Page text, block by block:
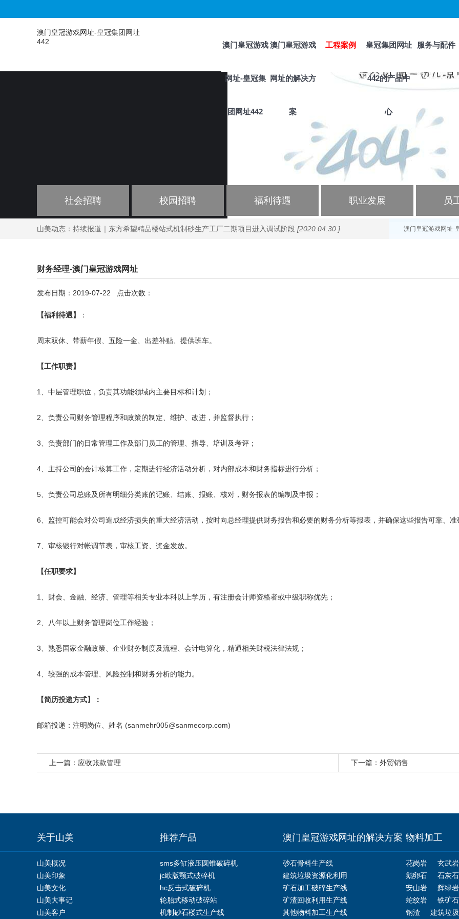
澳门皇冠游戏网址-皇冠集团网址
442
澳门皇冠游戏
网址-皇冠集
团网址442
澳门皇冠游戏
网址的解决方
案
工程案例 皇冠集团网址
442的产品中
心
服务与配件
社会招聘 校园招聘 福利待遇 职业发展 员
澳门皇冠游戏网址-
山美动态： 持续报道｜东方希望精品楼站式机制砂生产工厂二期项目进入调试阶段 [2020.04.30 ]
财务经理-澳门皇冠游戏网址
发布日期：2019-07-22 点击次数：
【福利待遇】 ：
周末双休、带薪年假、五险一金、出差补贴、提供班车。
【工作职责】
1、中层管理职位，负责其功能领域内主要目标和计划；
2、负责公司财务管理程序和政策的制定、维护、改进，并监督执行；
3、负责部门的日常管理工作及部门员工的管理、指导、培训及考评；
4、主持公司的会计核算工作，定期进行经济活动分析，对内部成本和财务指标进行分析；
5、负责公司总账及所有明细分类账的记账、结账、报账、核对，财务报表的编制及申报；
6、监控可能会对公司造成经济损失的重大经济活动，按时向总经理提供财务报告和必要的财务分析等报表，并确保这些报告可靠、准
7、审核银行对帐调节表，审核工资、奖金发放。
【任职要求】
1、财会、金融、经济、管理等相关专业本科以上学历，有注册会计师资格者或中级职称优先；
2、八年以上财务管理岗位工作经验；
3、熟悉国家金融政策、企业财务制度及流程、会计电算化，精通相关财税法律法规；
4、较强的成本管理、风险控制和财务分析的能力。
【简历投递方式】：
邮箱投递：注明岗位、姓名 (sanmehr005@sanmecorp.com)
上一篇： 应收账款管理 下一篇： 外贸销售
关于山美 推荐产品 澳门皇冠游戏网址的解决方案 物料加工
山美概况
山美印象
山美文化
山美大事记
山美客户
sms多缸液压圆锥破碎机
jc欧版颚式破碎机
hc反击式破碎机
轮胎式移动破碎站
机制砂石楼式生产线
砂石骨料生产线
建筑垃圾资源化利用
矿石加工破碎生产线
矿渣回收利用生产线
其他物料加工生产线
花岗岩
玄武岩
鹅卵石
石灰石
安山岩
辉绿岩
蛇纹岩
铁矿石
钢渣
建筑垃圾